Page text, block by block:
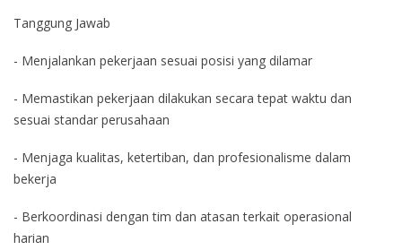
Tanggung Jawab
- Menjalankan pekerjaan sesuai posisi yang dilamar
- Memastikan pekerjaan dilakukan secara tepat waktu dan
sesuai standar perusahaan
- Menjaga kualitas, ketertiban, dan profesionalisme dalam
bekerja
- Berkoordinasi dengan tim dan atasan terkait operasional
harian